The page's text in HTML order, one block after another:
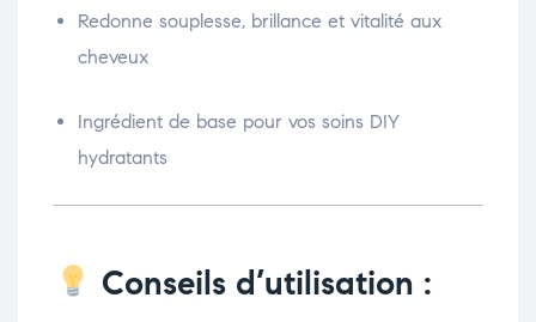
Redonne souplesse, brillance et vitalité aux
cheveux
Ingrédient de base pour vos soins DIY
hydratants
Conseils d’utilisation :